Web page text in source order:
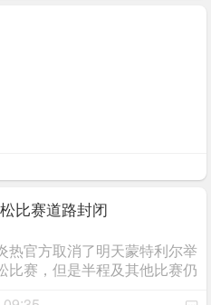
比赛道路封闭
热官方取消了明天蒙特利尔举
比赛，但是半程及其他比赛仍